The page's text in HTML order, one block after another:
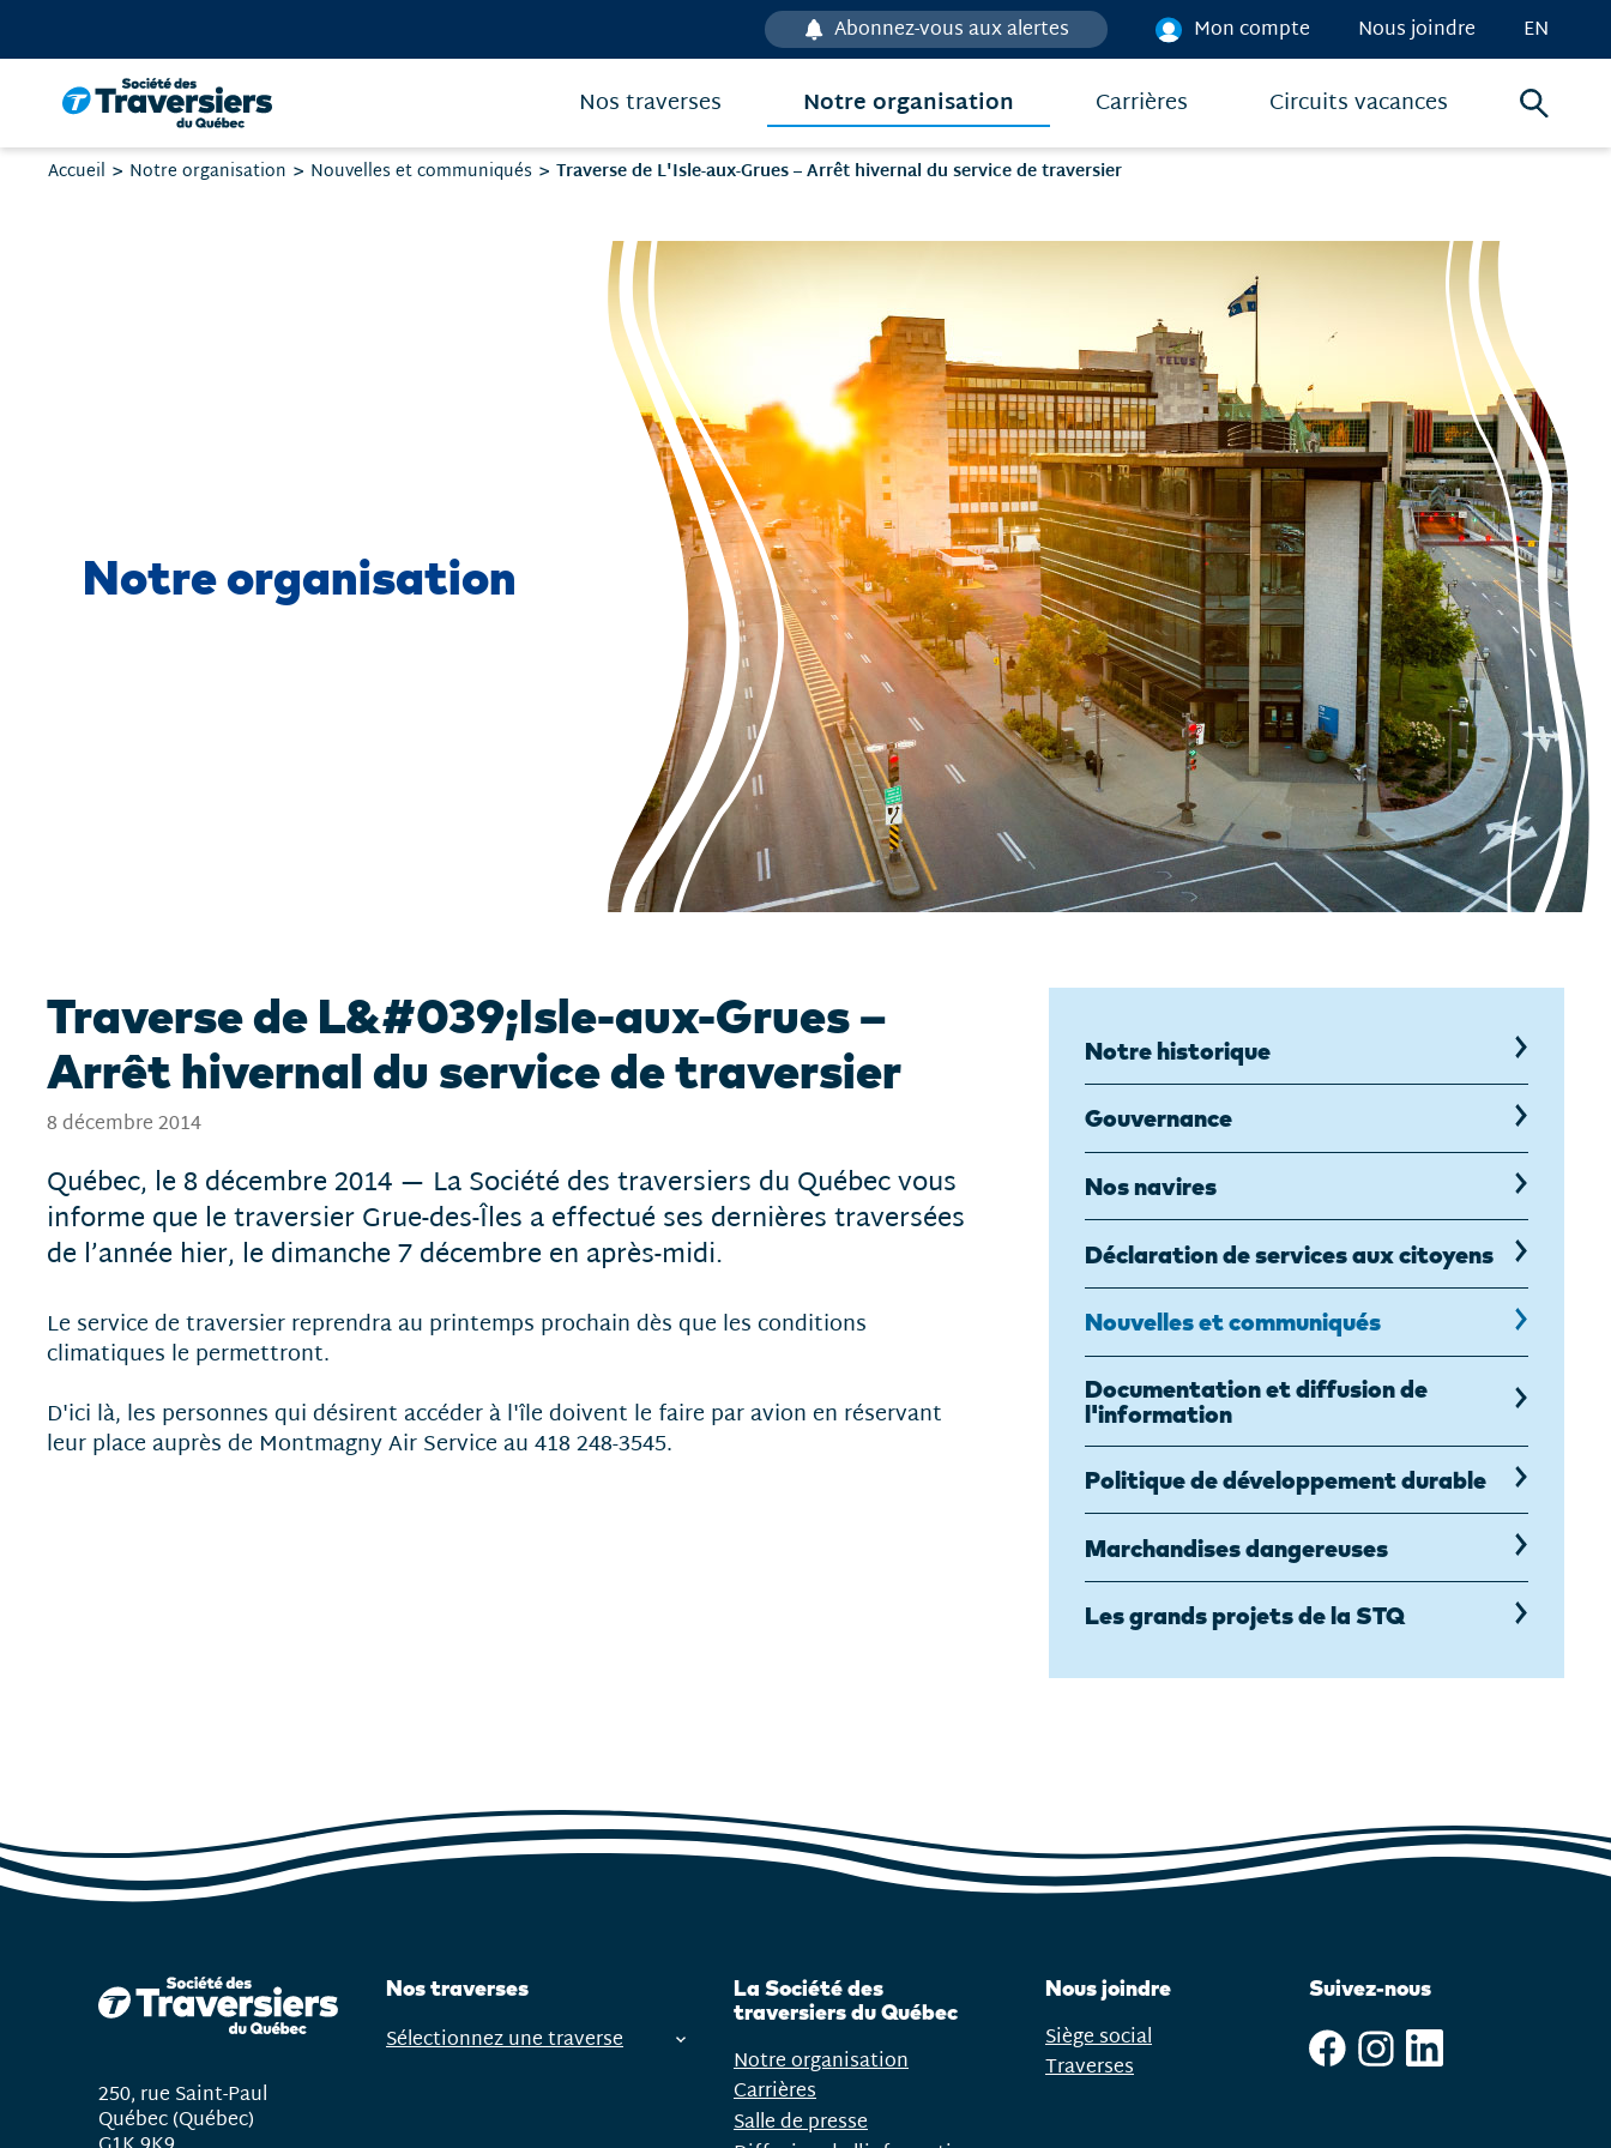
contenu
Abonnez-vous aux alertes Mon compte Nous joindre EN
Nos traverses Notre organisation Carrières
Circuits vacances
Vous
Accueil Notre organisation Nouvelles et communiqués Traverse de L'Isle-aux-Grues – Arrêt hivernal du service de traversier
Notre organisation
Traverse de L&#039;Isle-aux-Grues –
Arrêt hivernal du service de traversier
8 décembre 2014
Québec, le 8 décembre 2014 — La Société des traversiers du Québec vous
informe que le traversier Grue-des-Îles a effectué ses dernières traversées
de l’année hier, le dimanche 7 décembre en après-midi.
Le service de traversier reprendra au printemps prochain dès que les conditions
climatiques le permettront.
D'ici là, les personnes qui désirent accéder à l'île doivent le faire par avion en réservant
leur place auprès de Montmagny Air Service au 418 248-3545.
Notre historique
Gouvernance
Nos navires
Déclaration de services aux citoyens
Nouvelles et communiqués
Documentation et diffusion de
l'information
Politique de développement durable
Marchandises dangereuses
Les grands projets de la STQ
250, rue Saint-Paul
Québec (Québec)
Nos traverses
Ouvrir
Sélectionnez une traverse
La Société des
traversiers du Québec
Notre organisation
Carrières
Salle de presse
Nous joindre
Siège social
Traverses
Suivez-nous